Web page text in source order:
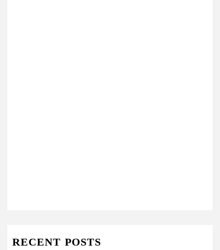
RECENT POSTS